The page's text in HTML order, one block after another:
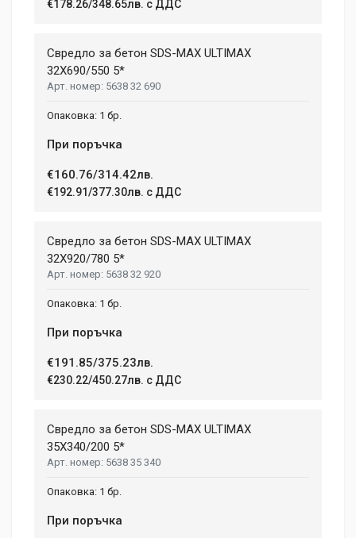
€178.26/348.65лв. с ДДС
Свредло за бетон SDS-MAX ULTIMAX
32X690/550 5*
5638 32 690
1 бр.
При поръчка
€160.76/314.42лв.
€192.91/377.30лв. с ДДС
Свредло за бетон SDS-MAX ULTIMAX
32X920/780 5*
5638 32 920
1 бр.
При поръчка
€191.85/375.23лв.
€230.22/450.27лв. с ДДС
Свредло за бетон SDS-MAX ULTIMAX
35X340/200 5*
5638 35 340
1 бр.
При поръчка